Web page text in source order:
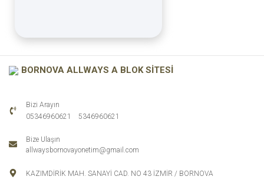
BORNOVA ALLWAYS A BLOK SİTESİ
Bizi Arayın
05346960621
5346960621
Bize Ulaşın
allwaysbornovayonetim@gmail.com
KAZIMDİRİK MAH. SANAYİ CAD. NO 43 İZMİR / BORNOVA